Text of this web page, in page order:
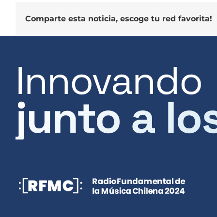
Comparte esta noticia, escoge tu red favorita!
Innovando
junto a